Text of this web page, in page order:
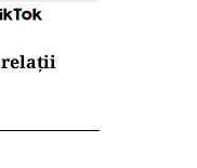
relații